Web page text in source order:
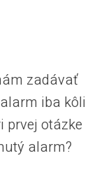
zadávať
iba kôli
prvej otázke
alarm?